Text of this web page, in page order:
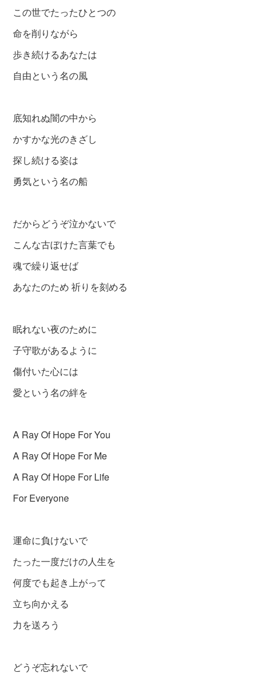
この世でたったひとつの
命を削りながら
歩き続けるあなたは
自由という名の風
底知れぬ闇の中から
かすかな光のきざし
探し続ける姿は
勇気という名の船
だからどうぞ泣かないで
こんな古ぼけた言葉でも
魂で繰り返せば
あなたのため 祈りを刻める
眠れない夜のために
子守歌があるように
傷付いた心には
愛という名の絆を
A Ray Of Hope For You
A Ray Of Hope For Me
A Ray Of Hope For Life
For Everyone
運命に負けないで
たった一度だけの人生を
何度でも起き上がって
立ち向かえる
力を送ろう
どうぞ忘れないで